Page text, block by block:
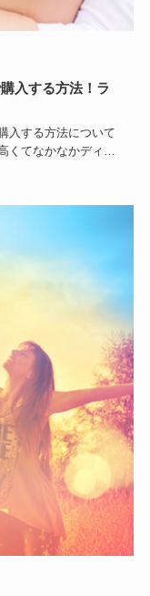
入する方法！ラ
入する方法について
くてなかなかディズ